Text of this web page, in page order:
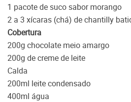
1 pacote de suco sabor morango
2 a 3 xícaras (chá) de chantilly
Cobertura
200g chocolate meio amargo
200g de creme de leite
Calda
200ml leite condensado
400ml água